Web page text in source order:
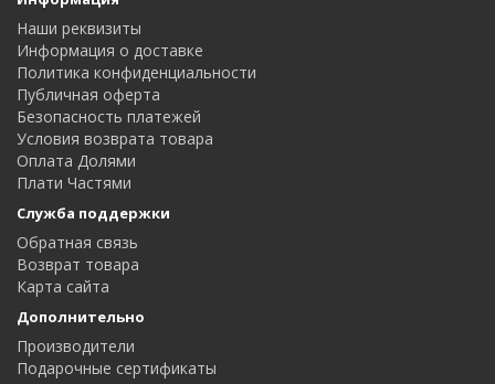
Наши реквизиты
Информация о доставке
Политика конфиденциальности
Публичная оферта
Безопасность платежей
Условия возврата товара
Оплата Долями
Плати Частями
Служба поддержки
Обратная связь
Возврат товара
Карта сайта
Дополнительно
Производители
Подарочные сертификаты